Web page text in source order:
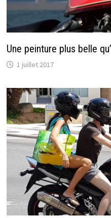
Une peinture plus belle
1 juillet 2017